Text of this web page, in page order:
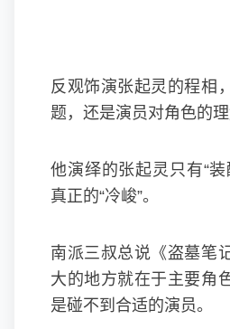
反观饰演张起灵的程相
题，还是演员对角色的理
他演绎的张起灵只有“
真正的“冷峻”。
南派三叔总说《盗墓笔
大的地方就在于主要角
是碰不到合适的演员。